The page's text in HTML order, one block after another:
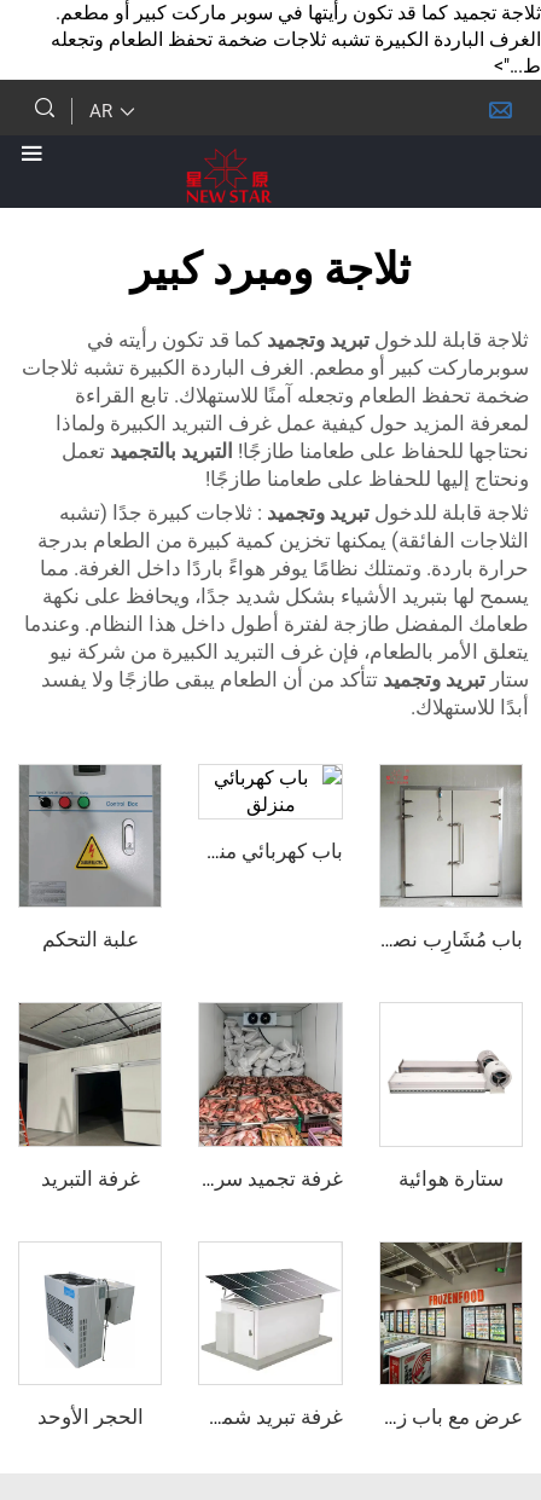
كما قد تكون رأيتها في سوبر ماركت كبير أو مطعم.
الكبيرة تشبه ثلاجات ضخمة تحفظ الطعام وتجعله
ثلاجة ومبرد كبير
للدخولتبريد وتجميدكما قد تكون رأيته في
كبير أو مطعم. الغرف الباردة الكبيرة تشبه ثلاجات
وتجعله آمنًا للاستهلاك. تابع القراءة
حول كيفية عمل غرف التبريد الكبيرة ولماذا
على طعامنا طازجًا!التبريد بالتجميد تعمل
للحفاظ على طعامنا طازجًا!
للدخولتبريد وتجميد: ثلاجات كبيرة جدًا (تشبه
يمكنها تخزين كمية كبيرة من الطعام بدرجة
وتمتلك نظامًا يوفر هواءً باردًا داخل الغرفة. مما
الأشياء بشكل شديد جدًا، ويحافظ على نكهة
طازجة لفترة أطول داخل هذا النظام. وعندما
بالطعام، فإن غرف التبريد الكبيرة من شركة نيو
وتجميدتتأكد من أن الطعام يبقى طازجًا ولا يفسد
باب مُشَارِب نصف مدفون
باب كهربائي منزلق
علبة التحكم
غرفة تجميد سريع غرفة التبريد
عرض مع باب زجاجي مبرد / ثلاجة دخولية غرفة تبريد شمسية الحجر الأوحد